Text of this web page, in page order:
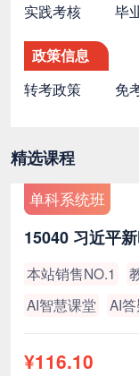
实践考核 毕
政策信息
转考政策 免
精选课程
单科系统班
本站销售NO.1
AI智慧课堂
AI
¥116.10